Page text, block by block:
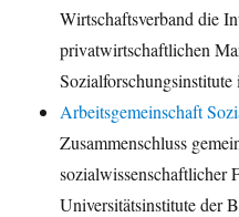
Wirtschaftsverband die
privatwirtschaftlichen
Arbeitsgemeinschaft
Zusammenschluss
sozialwissenschaftlicher
Universitätsinstitute der